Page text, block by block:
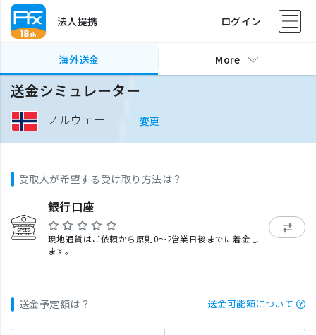
法人提携 ログイン
海外送金 More
送金シミュレーター
ノルウェー 変更
受取人が希望する受け取り方法は？
銀行口座
現地通貨はご依頼から原則0〜2営業日後までに着金し
ます。
送金予定額は？ 送金可能額について